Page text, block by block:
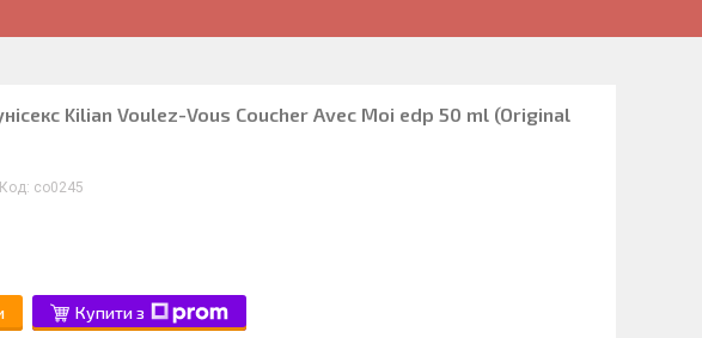
Kilian Voulez-Vous Coucher Avec Moi edp 50 ml (Original
Код: co0245
Купити з